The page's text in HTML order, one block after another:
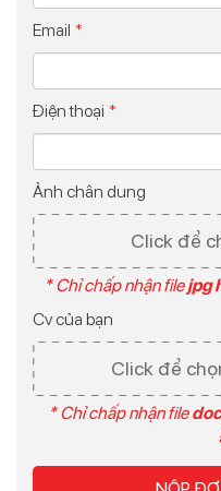
Email *
Điện thoại *
Ảnh chân dung
Click để
* Chỉ chấp nhận filejpg
Cv của bạn
Click để
* Chỉ chấp nhận file